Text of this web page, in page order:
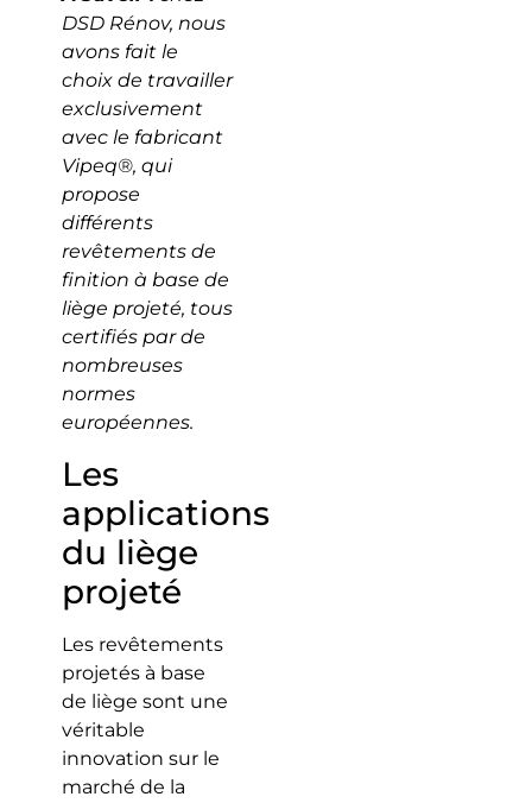
DSD Rénov, nous
avons fait le
choix de travailler
exclusivement
avec le fabricant
Vipeq®, qui
propose
différents
revêtements de
finition à base de
liège projeté, tous
certifiés par de
nombreuses
normes
européennes.
Les
applications
du liège
projeté
Les revêtements
projetés à base
de liège sont une
véritable
innovation sur le
marché de la